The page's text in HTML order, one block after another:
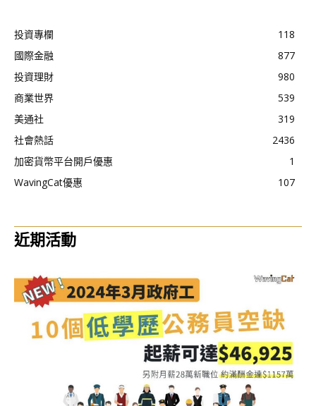
投資專欄
118
國際金融
877
投資理財
980
商業世界
539
美通社
319
社會熱話
2436
加密貨幣平台開戶優惠
1
WavingCat優惠
107
近期活動